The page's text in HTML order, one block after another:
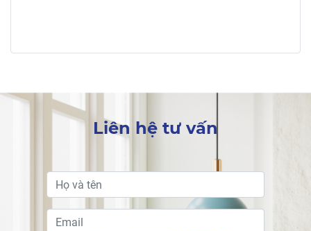
Liên hệ tư vấn